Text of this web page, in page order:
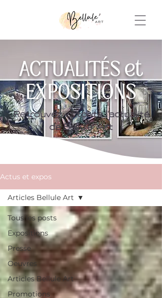
ACTUALITÉS et
EXPOSITIONS
Retrouvez ici toute l'actualité
de Bellule' Art
Actus et expos
Tous les posts
Expositions
Presse
Oeuvres
Articles Bellule Art
Promotions
Articles Bellule Art